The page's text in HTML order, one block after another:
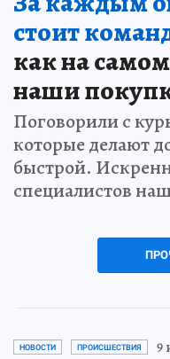
стоит
как на
наши
Поговорили с
которые делают
быстрой.
специалистов
НОВОСТИ ПРОИСШЕСТВИЯ 9